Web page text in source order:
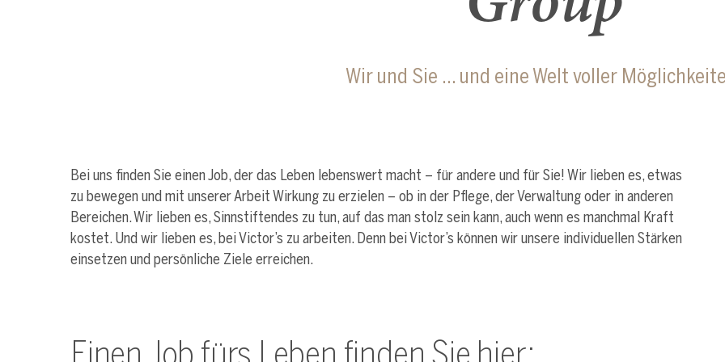
Wir und Sie … und eine Welt voller
Bei uns finden Sie einen Job, der das Leben lebenswert macht – für andere und für Sie! Wir lieben es, etwas
zu bewegen und mit unserer Arbeit Wirkung zu erzielen – ob in der Pflege, der Verwaltung oder in anderen
Bereichen. Wir lieben es, Sinnstiftendes zu tun, auf das man stolz sein kann, auch wenn es manchmal Kraft
kostet. Und wir lieben es, bei Victor’s zu arbeiten. Denn bei Victor’s können wir unsere individuellen Stärken
einsetzen und persönliche Ziele erreichen.
Einen Job fürs Leben finden Sie hier: